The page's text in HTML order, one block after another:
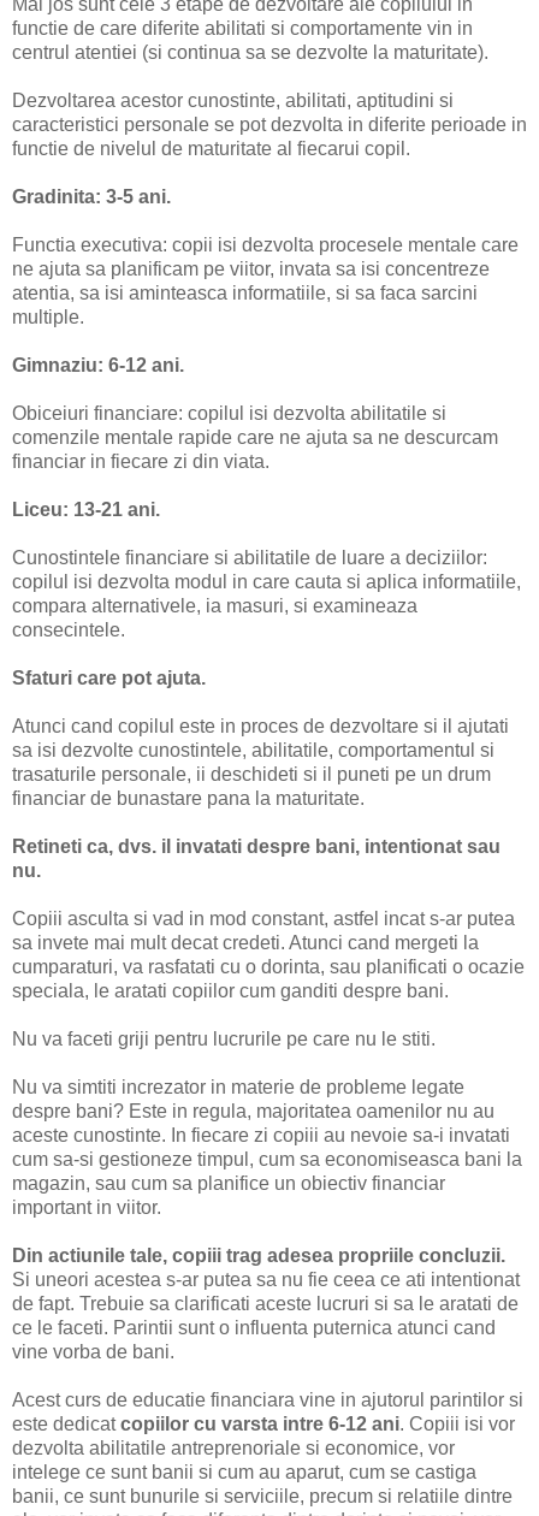
functie de care diferite abilitati si comportamente vin in
centrul atentiei (si continua sa se dezvolte la maturitate).
Dezvoltarea acestor cunostinte, abilitati, aptitudini si
caracteristici personale se pot dezvolta in diferite perioade in
functie de nivelul de maturitate al fiecarui copil.
Gradinita: 3-5 ani.
Functia executiva: copii isi dezvolta procesele mentale care
ne ajuta sa planificam pe viitor, invata sa isi concentreze
atentia, sa isi aminteasca informatiile, si sa faca sarcini
multiple.
Gimnaziu: 6-12 ani.
Obiceiuri financiare: copilul isi dezvolta abilitatile si
comenzile mentale rapide care ne ajuta sa ne descurcam
financiar in fiecare zi din viata.
Liceu: 13-21 ani.
Cunostintele financiare si abilitatile de luare a deciziilor:
copilul isi dezvolta modul in care cauta si aplica informatiile,
compara alternativele, ia masuri, si examineaza
consecintele.
Sfaturi care pot ajuta.
Atunci cand copilul este in proces de dezvoltare si il ajutati
sa isi dezvolte cunostintele, abilitatile, comportamentul si
trasaturile personale, ii deschideti si il puneti pe un drum
financiar de bunastare pana la maturitate.
Retineti ca, dvs. il invatati despre bani, intentionat sau
nu.
Copiii asculta si vad in mod constant, astfel incat s-ar putea
sa invete mai mult decat credeti. Atunci cand mergeti la
cumparaturi, va rasfatati cu o dorinta, sau planificati o ocazie
speciala, le aratati copiilor cum ganditi despre bani.
Nu va faceti griji pentru lucrurile pe care nu le stiti.
Nu va simtiti increzator in materie de probleme legate
despre bani? Este in regula, majoritatea oamenilor nu au
aceste cunostinte. In fiecare zi copiii au nevoie sa-i invatati
cum sa-si gestioneze timpul, cum sa economiseasca bani la
magazin, sau cum sa planifice un obiectiv financiar
important in viitor.
Din actiunile tale, copiii trag adesea propriile concluzii.
Si uneori acestea s-ar putea sa nu fie ceea ce ati intentionat
de fapt. Trebuie sa clarificati aceste lucruri si sa le aratati de
ce le faceti. Parintii sunt o influenta puternica atunci cand
vine vorba de bani.
Acest curs de educatie financiara vine in ajutorul parintilor si
este dedicatcopiilor cu varsta intre 6-12 ani. Copiii isi vor
dezvolta abilitatile antreprenoriale si economice, vor
intelege ce sunt banii si cum au aparut, cum se castiga
banii, ce sunt bunurile si serviciile, precum si relatiile dintre